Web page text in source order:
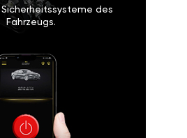
des
Fahrzeugs.